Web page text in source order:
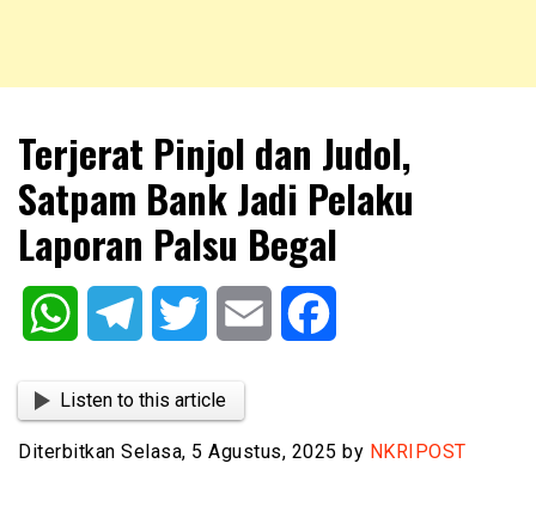
NKRIPOST
Terjerat Pinjol dan Judol,
Satpam Bank Jadi Pelaku
Laporan Palsu Begal
WhatsAppTelegram Twitter Email
Listen to this article
Diterbitkan Selasa, 5 Agustus, 2025 by NKRIPOST